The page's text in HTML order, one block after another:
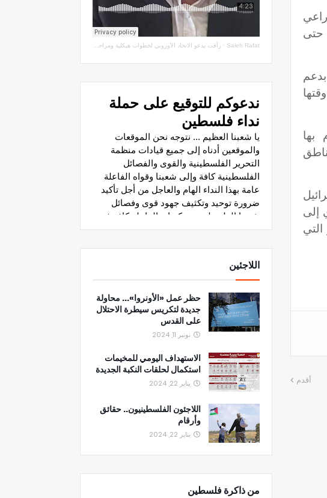
حتى
بها
إلى
أقدم
Saleh Rafat
· رأفت يدعو الاتحاد الأوروبي لخطوات هيكلية ومراجعة اتفاقيات الشراكة مع سلطة الاحتلال
اللاجئين
حظر عمل «الأونروا»... محاولة
جديدة لتكريس سيطرة الاحتلال
على القدس
نونبر 11, 2024
الاستهداف اليومي للمخيمات
استكمال لحلقات النكبة الجديدة
يناير 22, 2024
اللاجئون الفلسطينيون.. حقائق
وأرقام
يناير 22, 2024
من ذاكرة فلسطين